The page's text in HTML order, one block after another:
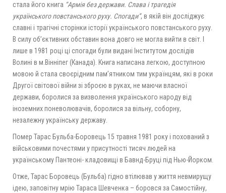
стала його книга “Армiя без держави. Слава i трагедiя
українського повстанського руху. Спогади”, в якій він досліджує
славні і трагічні сторінки історії українського повстанського руху.
В силу об’єктивних обставин вона довго не могла вийти в світ. І
лише в 1981 році ці спогади були видані Інститутом дослідів
Волині в м.Вінніпег (Канада). Книга написана легкою, доступною
мовою й стала своєрідним пам’ятником тим українцям, які в роки
Другої світової війни зі зброєю в руках, не маючи власної
держави, боролися за визволення українського народу від
іноземних поневолювачів, боролися за вільну, соборну,
незалежну українську державу.
Помер Тарас Бульба-Боровець 15 травня 1981 року і похований з
вiйськовими почестями у присутностi тисяч людей на
українському Пантеонi- кладовищi в Бавнд-Бруцi пiд Нью-Йорком.
Отже, Тарас Боровець (Бульба) гiдно втiлював у життя невмирущу
iдею, заповiтну мрiю Тараса Шевченка – боровся за Самостiйну,